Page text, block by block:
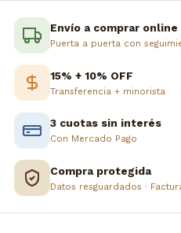
Envío a comprar online
Puerta a puerta con
15% + 10% OFF
Transferencia + minorista
3 cuotas sin interés
Con Mercado Pago
Compra protegida
Datos resguardados ·